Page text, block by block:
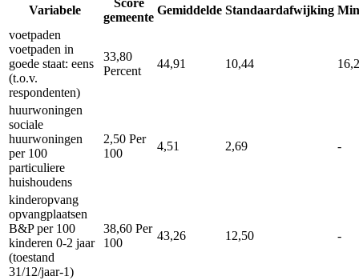
Variabele
Score
gemeente
Gemiddelde Standaardafwijking
voetpaden
voetpaden in
goede staat: eens
(t.o.v.
respondenten)
33,80
Percent
44,91 10,44
huurwoningen
sociale
huurwoningen
per 100
particuliere
huishoudens
2,50 Per
100
4,51 2,69 -
kinderopvang
opvangplaatsen
B&P per 100
kinderen 0-2 jaar
(toestand
31/12/jaar-1)
38,60 Per
100
43,26 12,50 -